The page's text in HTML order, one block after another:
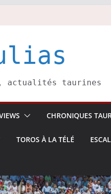
actualités taurines
CHRONIQUES
TOROS À LA TÉLÉ